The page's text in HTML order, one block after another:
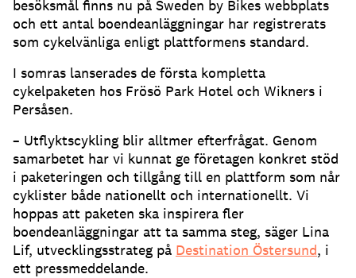
besöksmål finns nu på Sweden by Bikes webbplats
och ett antal boendeanläggningar har registrerats
som cykelvänliga enligt plattformens standard.
I somras lanserades de första kompletta
cykelpaketen hos Frösö Park Hotel och Wikners i
Persåsen.
– Utflyktscykling blir alltmer efterfrågat. Genom
samarbetet har vi kunnat ge företagen konkret stöd
i paketeringen och tillgång till en plattform som når
cyklister både nationellt och internationellt. Vi
hoppas att paketen ska inspirera fler
boendeanläggningar att ta samma steg, säger Lina
Lif, utvecklingsstrateg på Destination Östersund, i
ett pressmeddelande.